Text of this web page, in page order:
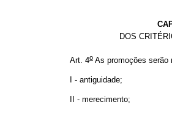
DOS
Art. 4o As promoções serão
I - antiguidade;
II - merecimento;